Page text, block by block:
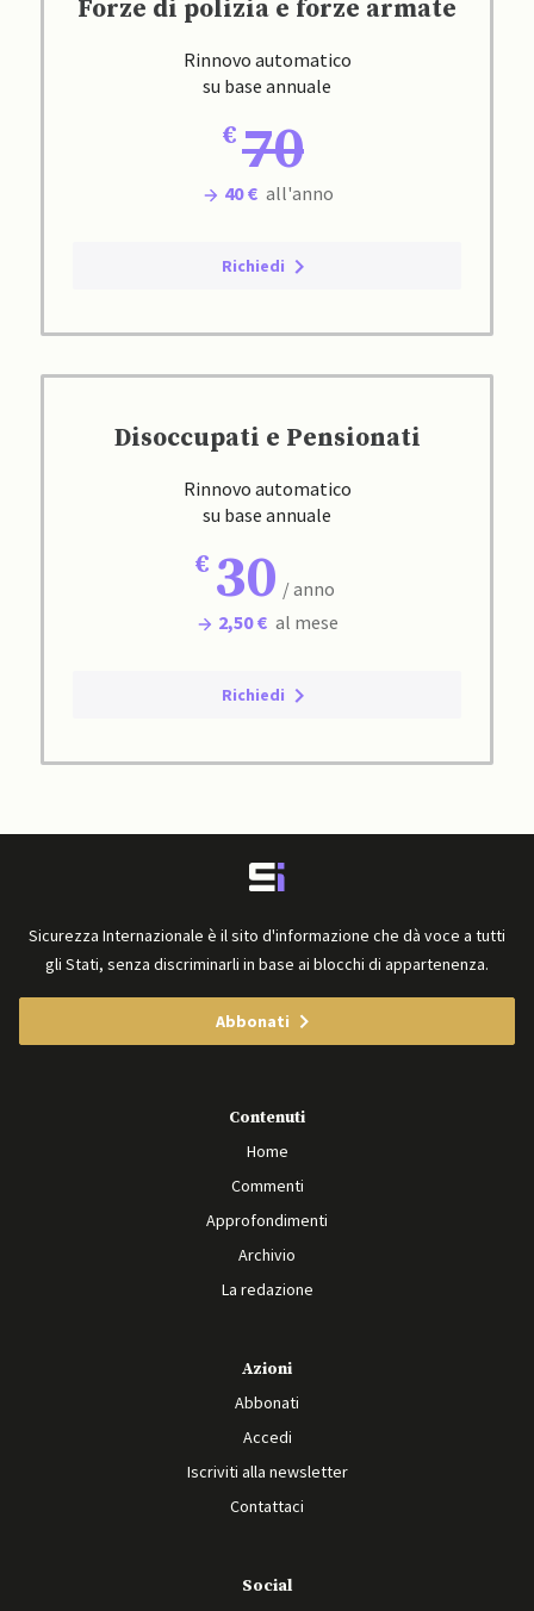
Forze di polizia e forze armate
Rinnovo automatico
su base annuale
70
40 € all'anno
Richiedi
Disoccupati e Pensionati
Rinnovo automatico
su base annuale
30 / anno
2,50 € al mese
Richiedi
Sicurezza Internazionale è il sito d'informazione che dà voce a tutti
gli Stati, senza discriminarli in base ai blocchi di appartenenza.
Abbonati
Contenuti
Home
Commenti
Approfondimenti
Archivio
La redazione
Azioni
Abbonati
Accedi
Iscriviti alla newsletter
Contattaci
Social